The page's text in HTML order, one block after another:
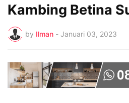
Kambing Betina
by Ilman - Januari 03, 2023